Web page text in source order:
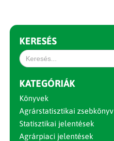
KERESÉS
Search
for:
KATEGÓRIÁK
Könyvek
Agrárstatisztikai zsebkönyv
Statisztikai jelentések
Agrárpiaci jelentések